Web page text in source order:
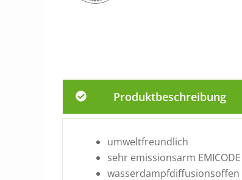
Produktbeschreibung
umweltfreundlich
sehr emissionsarm EMICODE
wasserdampfdiffusionsoffen